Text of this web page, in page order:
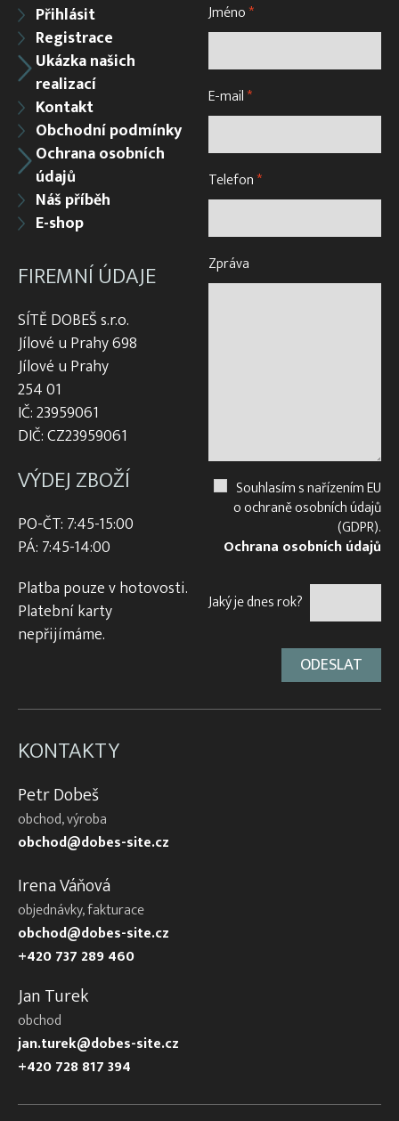
Přihlásit
Registrace
Ukázka našich
realizací
Kontakt
Obchodní podmínky
Ochrana osobních
údajů
Náš příběh
E-shop
FIREMNÍ ÚDAJE
SÍTĚ DOBEŠ s.r.o.
Jílové u Prahy 698
Jílové u Prahy
254 01
IČ: 23959061
DIČ: CZ23959061
VÝDEJ ZBOŽÍ
PO-ČT: 7:45-15:00
PÁ: 7:45-14:00
Platba pouze v hotovosti.
Platební karty
nepřijímáme.
Jméno*
E-mail*
Telefon*
Zpráva
Souhlasím s nařízením EU
o ochraně osobních údajů
(GDPR).
Ochrana osobních údajů
Jaký je dnes rok?
KONTAKTY
Petr Dobeš
obchod, výroba
obchod@dobes-site.cz
Irena Váňová
objednávky, fakturace
obchod@dobes-site.cz
+420 737 289 460
Jan Turek
obchod
jan.turek@dobes-site.cz
+420 728 817 394